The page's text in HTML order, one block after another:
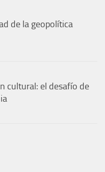
de la geopolítica
cultural: el desafío de